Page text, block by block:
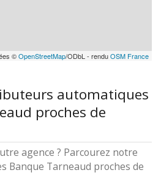
©OpenStreetMap/ODbL - renduOSM France
automatiques
proches de
agence ? Parcourez notre
Banque Tarneaud proches de